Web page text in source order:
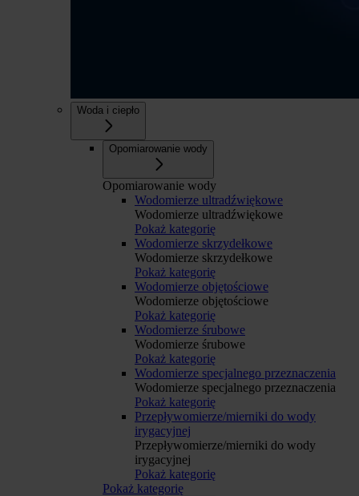
Woda i ciepło
Opomiarowanie wody
Opomiarowanie wody
Wodomierze ultradźwiękowe
Wodomierze ultradźwiękowe
Pokaż kategorię
Wodomierze skrzydełkowe
Wodomierze skrzydełkowe
Pokaż kategorię
Wodomierze objętościowe
Wodomierze objętościowe
Pokaż kategorię
Wodomierze śrubowe
Wodomierze śrubowe
Pokaż kategorię
Wodomierze specjalnego przeznaczenia
Wodomierze specjalnego przeznaczenia
Pokaż kategorię
Przepływomierze/mierniki do wody
irygacyjnej
Przepływomierze/mierniki do wody
irygacyjnej
Pokaż kategorię
Pokaż kategorię